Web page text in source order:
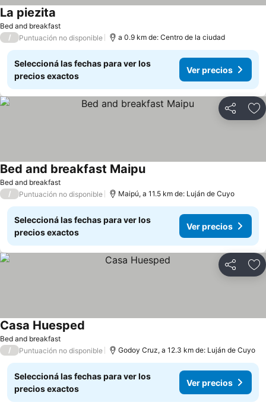
Bed and breakfast
La piezita
/ Puntuación no disponible a 0.9 km de: Centro de la ciudad
Seleccioná las fechas para ver los
precios exactos
Ver precios
Compartir
Bed and breakfast
Bed and breakfast Maipu
/ Puntuación no disponible Maipú, a 11.5 km de: Luján de Cuyo
Seleccioná las fechas para ver los
precios exactos
Ver precios
Compartir
Bed and breakfast
Casa Huesped
/ Puntuación no disponible Godoy Cruz, a 12.3 km de: Luján de Cuyo
Seleccioná las fechas para ver los
precios exactos
Ver precios